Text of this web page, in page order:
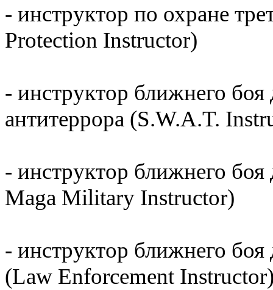
- инструктор по охране
Protection Instructor)
- инструктор ближнего боя
антитеррора (S.W.A.T.
- инструктор ближнего
Maga Military Instructor)
- инструктор ближнего
(Law Enforcement